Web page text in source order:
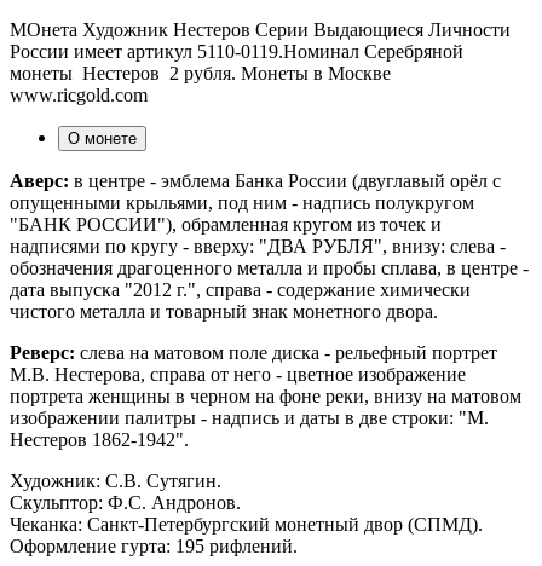
МОнета Художник Нестеров Серии Выдающиеся Личности
России имеет артикул 5110-0119.Номинал Серебряной
монеты Нестеров 2 рубля. Монеты в Москве
www.ricgold.com
О монете
Аверс: в центре - эмблема Банка России (двуглавый орёл с
опущенными крыльями, под ним - надпись полукругом
"БАНК РОССИИ"), обрамленная кругом из точек и
надписями по кругу - вверху: "ДВА РУБЛЯ", внизу: слева -
обозначения драгоценного металла и пробы сплава, в центре -
дата выпуска "2012 г.", справа - содержание химически
чистого металла и товарный знак монетного двора.
Реверс: слева на матовом поле диска - рельефный портрет
М.В. Нестерова, справа от него - цветное изображение
портрета женщины в черном на фоне реки, внизу на матовом
изображении палитры - надпись и даты в две строки: "М.
Нестеров 1862-1942".
Художник: С.В. Сутягин.
Скульптор: Ф.С. Андронов.
Чеканка: Санкт-Петербургский монетный двор (СПМД).
Оформление гурта: 195 рифлений.